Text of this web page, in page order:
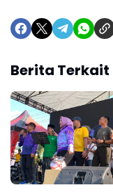
Berita Terkait